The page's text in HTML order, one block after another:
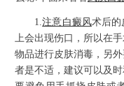
1.注意白癜风术后的
上会出现伤口，所以在
物品进行皮肤消毒，另
者是不适，建议可以及